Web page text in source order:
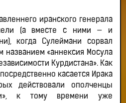
иранского генерала
(а вместе с ними — и
когда Сулеймани сорвал
«аннексия Мосула
Курдистана». Как
касается Ирака
действовали ополченцы
к тому времени уже